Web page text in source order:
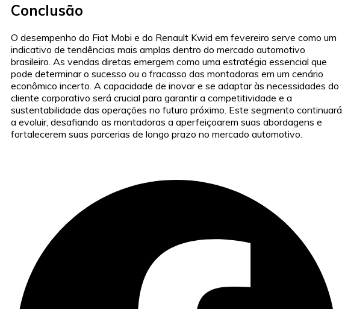
Conclusão
O desempenho do Fiat Mobi e do Renault Kwid em fevereiro serve como um
indicativo de tendências mais amplas dentro do mercado automotivo
brasileiro. As vendas diretas emergem como uma estratégia essencial que
pode determinar o sucesso ou o fracasso das montadoras em um cenário
econômico incerto. A capacidade de inovar e se adaptar às necessidades do
cliente corporativo será crucial para garantir a competitividade e a
sustentabilidade das operações no futuro próximo. Este segmento continuará
a evoluir, desafiando as montadoras a aperfeiçoarem suas abordagens e
fortalecerem suas parcerias de longo prazo no mercado automotivo.